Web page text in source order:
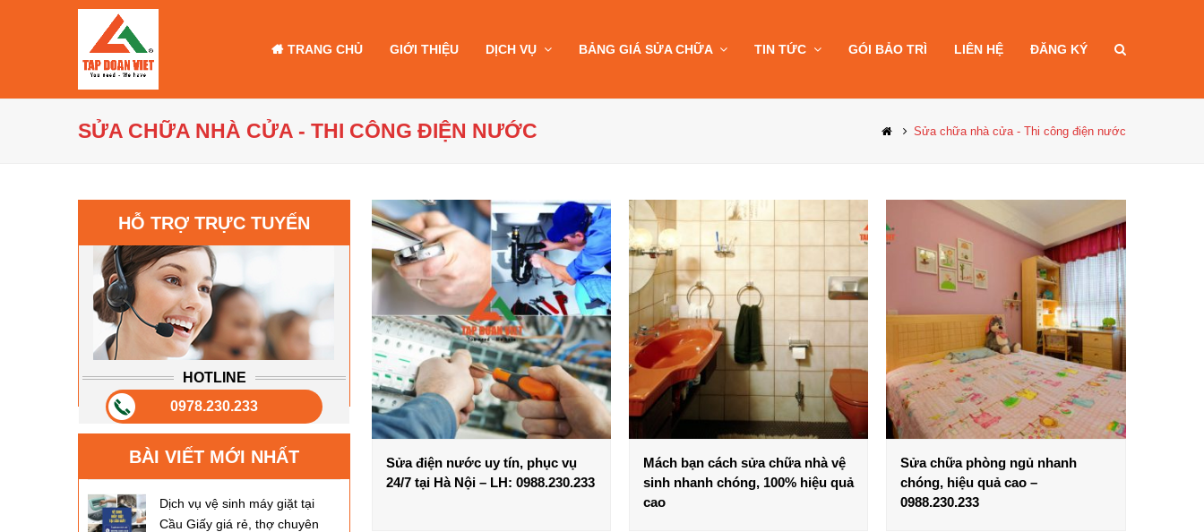
TRANG CHỦ GIỚI THIỆU DỊCH VỤ BẢNG GIÁ SỬA CHỮA TIN TỨC GÓI BẢO TRÌ LIÊN HỆ ĐĂNG KÝ
SỬA CHỮA NHÀ CỬA - THI CÔNG ĐIỆN NƯỚC Sửa chữa nhà cửa - Thi công điện nước
Sửa điện nước uy tín, phục vụ
24/7 tại Hà Nội – LH: 0988.230.233
Mách bạn cách sửa chữa nhà vệ
sinh nhanh chóng, 100% hiệu quả
cao
Sửa chữa phòng ngủ nhanh
chóng, hiệu quả cao –
0988.230.233
HỖ TRỢ TRỰC TUYẾN
HOTLINE
0978.230.233
BÀI VIẾT MỚI NHẤT
Dịch vụ vệ sinh máy giặt tại
Cầu Giấy giá rẻ, thợ chuyên